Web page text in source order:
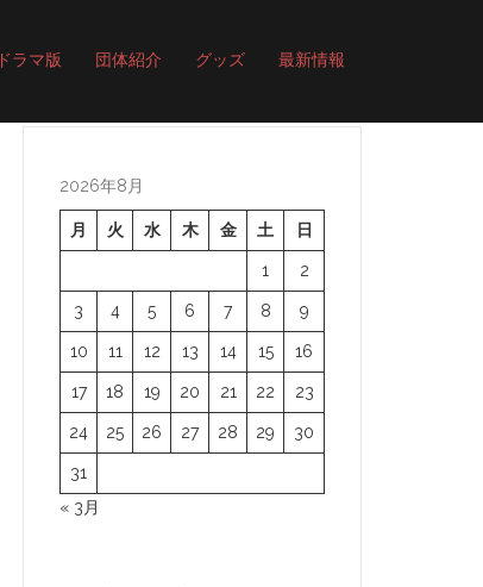
ドラマ版 団体紹介 グッズ 最新情報
2026年8月
月 火 水 木 金 土 日
1 2
3 4 5 6 7 8 9
10 11 12 13 14 15 16
17 18 19 20 21 22 23
24 25 26 27 28 29 30
31
« 3月